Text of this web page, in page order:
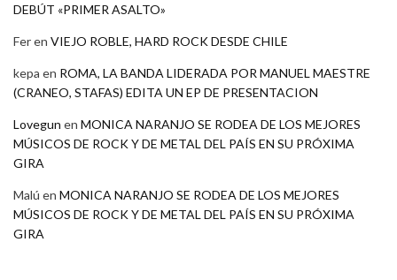
DEBÚT «PRIMER ASALTO»
Feren VIEJO ROBLE, HARD ROCK DESDE CHILE
kepa en ROMA, LA BANDA LIDERADA POR MANUEL MAESTRE
(CRANEO, STAFAS) EDITA UN EP DE PRESENTACION
Lovegun en MONICA NARANJO SE RODEA DE LOS MEJORES
MÚSICOS DE ROCK Y DE METAL DEL PAÍS EN SU PRÓXIMA
GIRA
Malú en MONICA NARANJO SE RODEA DE LOS MEJORES
MÚSICOS DE ROCK Y DE METAL DEL PAÍS EN SU PRÓXIMA
GIRA